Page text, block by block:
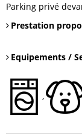
Parking privé
Prestation
Equipements /